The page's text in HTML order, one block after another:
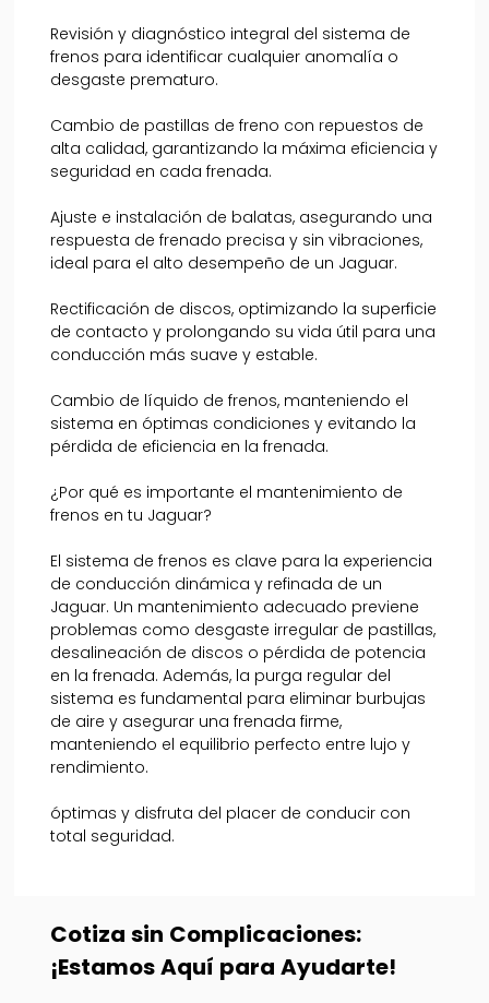
Revisión y diagnóstico integral del sistema de
frenos para identificar cualquier anomalía o
desgaste prematuro.
Cambio de pastillas de freno con repuestos de
alta calidad, garantizando la máxima eficiencia y
seguridad en cada frenada.
Ajuste e instalación de balatas, asegurando una
respuesta de frenado precisa y sin vibraciones,
ideal para el alto desempeño de un Jaguar.
Rectificación de discos, optimizando la superficie
de contacto y prolongando su vida útil para una
conducción más suave y estable.
Cambio de líquido de frenos, manteniendo el
sistema en óptimas condiciones y evitando la
pérdida de eficiencia en la frenada.
¿Por qué es importante el mantenimiento de
frenos en tu Jaguar?
El sistema de frenos es clave para la experiencia
de conducción dinámica y refinada de un
Jaguar. Un mantenimiento adecuado previene
problemas como desgaste irregular de pastillas,
desalineación de discos o pérdida de potencia
en la frenada. Además, la purga regular del
sistema es fundamental para eliminar burbujas
de aire y asegurar una frenada firme,
manteniendo el equilibrio perfecto entre lujo y
rendimiento.
óptimas y disfruta del placer de conducir con
total seguridad.
Cotiza sin Complicaciones:
¡Estamos Aquí para Ayudarte!